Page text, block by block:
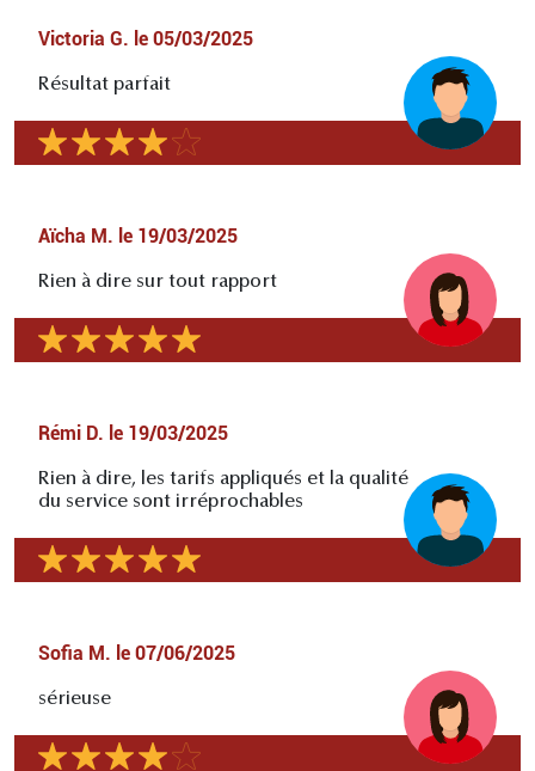
Victoria G. le 05/03/2025
Résultat parfait
Aïcha M. le 19/03/2025
Rien à dire sur tout rapport
Rémi D. le 19/03/2025
Rien à dire, les tarifs appliqués et la qualité
du service sont irréprochables
Sofia M. le 07/06/2025
sérieuse